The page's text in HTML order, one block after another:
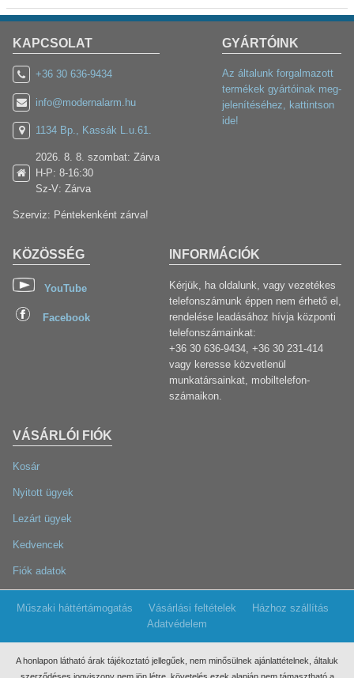
KAPCSOLAT
+36 30 636-9434
info@modernalarm.hu
1134 Bp., Kassák L.u.61.
2026. 8. 8. szombat: Zárva
H-P: 8-16:30
Sz-V: Zárva
Szerviz: Péntekenként zárva!
VÁSÁRLÓI FIÓK
Kosár
Nyitott ügyek
Lezárt ügyek
Kedvencek
Fiók adatok
KÖZÖSSÉG
YouTube
Facebook
INFORMÁCIÓK
Kérjük, ha oldalunk, vagy vezetékes
telefonszámunk éppen nem érhető el,
rendelése leadásához hívja központi
telefonszámainkat:
+36 30 636-9434, +36 30 231-414
vagy keresse közvetlenül
munkatársainkat, mobiltelefon-
számaikon.
GYÁRTÓINK
Az általunk forgalmazott
termékek gyártóinak meg-
jelenítéséhez, kattintson
ide!
Műszaki háttértámogatás Vásárlási feltételek
Házhoz szállítás
Adatvédelem
A honlapon látható árak tájékoztató jellegűek, nem minősülnek ajánlattételnek, általuk